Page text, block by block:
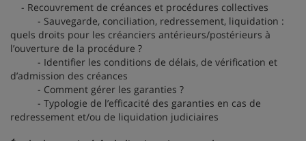
- Recouvrement de créances et procédures collectives
- Sauvegarde, conciliation, redressement, liquidation :
quels droits pour les créanciers antérieurs/postérieurs à
l’ouverture de la procédure ?
- Identifier les conditions de délais, de vérification et
d’admission des créances
- Comment gérer les garanties ?
- Typologie de l’efficacité des garanties en cas de
redressement et/ou de liquidation judiciaires